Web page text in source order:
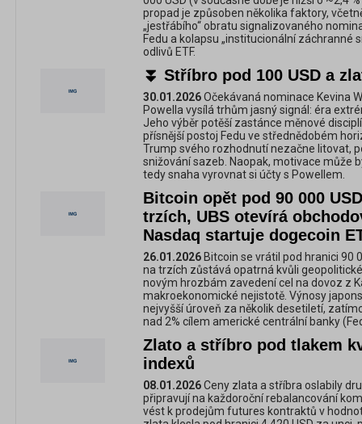
propad je způsoben několika faktory,
„jestřábího“ obratu signalizovaného
Fedu a kolapsu „institucionální záchranné
odlivů ETF.
⏬ Stříbro pod 100 USD a
30.01.2026Očekávaná nominace Kevina
Powella vysílá trhům jasný signál: éra
Jeho výběr potěší zastánce měnové
přísnější postoj Fedu ve střednědobém
Trump svého rozhodnutí nezačne litovat,
snižování sazeb. Naopak, motivace může
tedy snaha vyrovnat si účty s Powellem.
Bitcoin opět pod 90 000
trzích, UBS otevírá
Nasdaq startuje dogecoin
26.01.2026 Bitcoin se vrátil pod hranici 90
na trzích zůstává opatrná kvůli
novým hrozbám zavedení cel na dovoz z
makroekonomické nejistotě. Výnosy
nejvyšší úroveň za několik desetiletí,
nad 2% cílem americké centrální banky
Zlato a stříbro pod tlakem
indexů
08.01.2026Ceny zlata a stříbra oslabily
připravují na každoroční rebalancování
vést k prodejům futures kontraktů v